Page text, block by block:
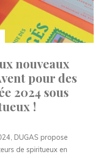
nouveaux
pour des
2024 sous
!
DUGAS propose
de spiritueux en